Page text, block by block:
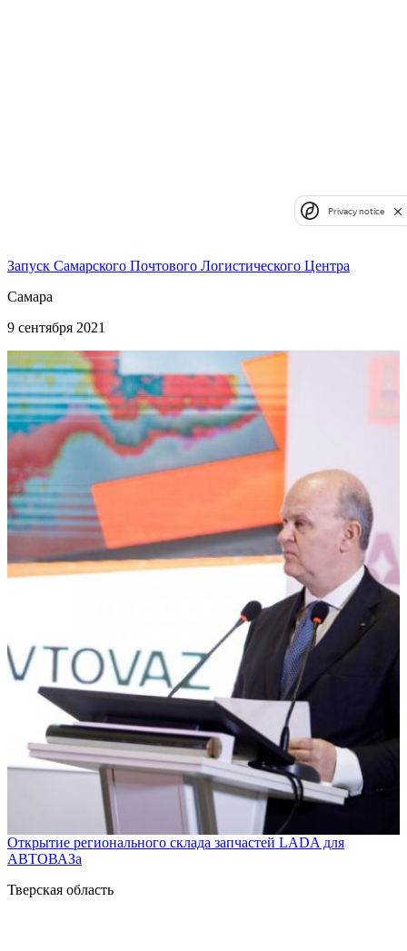
Запуск Самарского Почтового Логистического Центра
Самара
9 сентября 2021
Открытие регионального склада запчастей LADA для
АВТОВАЗа
Тверская область
Privacy notice